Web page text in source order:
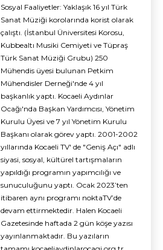
Sosyal Faaliyetler: Yaklaşık 16 yıl Türk
Sanat Müziği korolarında korist olarak
çalıştı. (İstanbul Üniversitesi Korosu,
Kubbealtı Musiki Cemiyeti ve Tüpraş
Türk Sanat Müziği Grubu) 250
Mühendis üyesi bulunan Petkim
Mühendisler Derneği'nde 4 yıl
başkanlık yaptı. Kocaeli Aydınlar
Ocağı'nda Başkan Yardımcısı, Yönetim
Kurulu Üyesi ve 7 yıl Yönetim Kurulu
Başkanı olarak görev yaptı. 2001-2002
yıllarında Kocaeli TV' de "Geniş Açı" adlı
siyasi, sosyal, kültürel tartışmaların
yapıldığı programın yapımcılığı ve
sunuculuğunu yaptı. Ocak 2023’ten
itibaren aynı programı noktaTV’de
devam ettirmektedir. Halen Kocaeli
Gazetesinde haftada 2 gün köşe yazısı
yayınlanmaktadır. Bu yazıların